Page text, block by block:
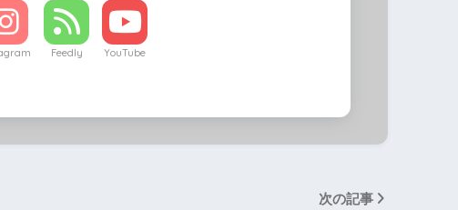
Feedly YouTube
次の記事